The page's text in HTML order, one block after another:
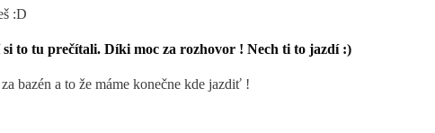
:D
to tu prečítali. Díki moc za rozhovor ! Nech ti to jazdí :)
bazén a to že máme konečne kde jazdiť !